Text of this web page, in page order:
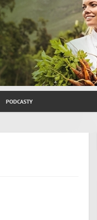
PODCASTY